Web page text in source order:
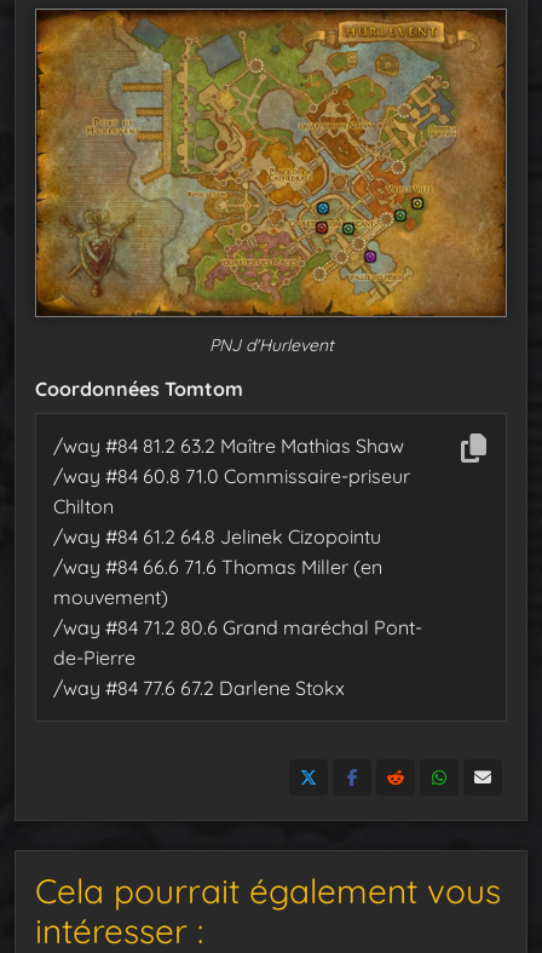
PNJ d'Hurlevent
Coordonnées Tomtom
/way #84 81.2 63.2 Maître Mathias Shaw
/way #84 60.8 71.0 Commissaire-priseur
Chilton
/way #84 61.2 64.8 Jelinek Cizopointu
/way #84 66.6 71.6 Thomas Miller (en
mouvement)
/way #84 71.2 80.6 Grand maréchal Pont-
de-Pierre
/way #84 77.6 67.2 Darlene Stokx
Cela pourrait également vous
intéresser :